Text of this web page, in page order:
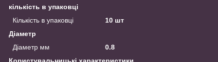
кількість в упаковці
Кількість в упаковці
10 шт
Діаметр
Діаметр мм
0.8
Користувальницькі характеристики